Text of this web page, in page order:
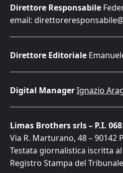
Direttore Responsabile
email:
Direttore Editoriale
Digital ManagerIgnazio
Limas Brothers srls – P.I.
Via R. Marturano, 48 – 90142
Testata giornalistica iscritta al
Registro Stampa del